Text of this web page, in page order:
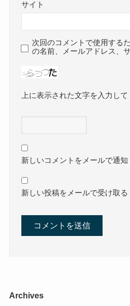
サイト
次回のコメントで使用する
の名前、メールアドレス、
上に表示された文字を入力して
新しいコメントをメールで通知
新しい投稿をメールで受け取る
Archives